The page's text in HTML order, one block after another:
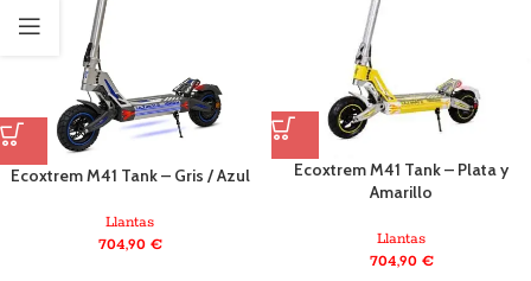
Ecoxtrem M41 Tank – Gris / Azul
Llantas
704,90 €
Ecoxtrem M41 Tank – Plata y
Amarillo
Llantas
704,90 €